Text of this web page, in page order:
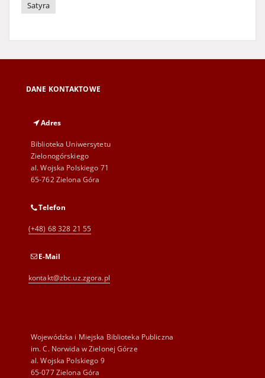
Satyra
DANE KONTAKTOWE
Adres
Biblioteka Uniwersytetu
Zielonogórskiego
al. Wojska Polskiego 71
65-762 Zielona Góra
Telefon
(+48) 68 328 21 55
E-Mail
kontakt@zbc.uz.zgora.pl
Wojewódzka i Miejska Biblioteka Publiczna
im. C. Norwida w Zielonej Górze
al. Wojska Polskiego 9
65-077 Zielona Góra